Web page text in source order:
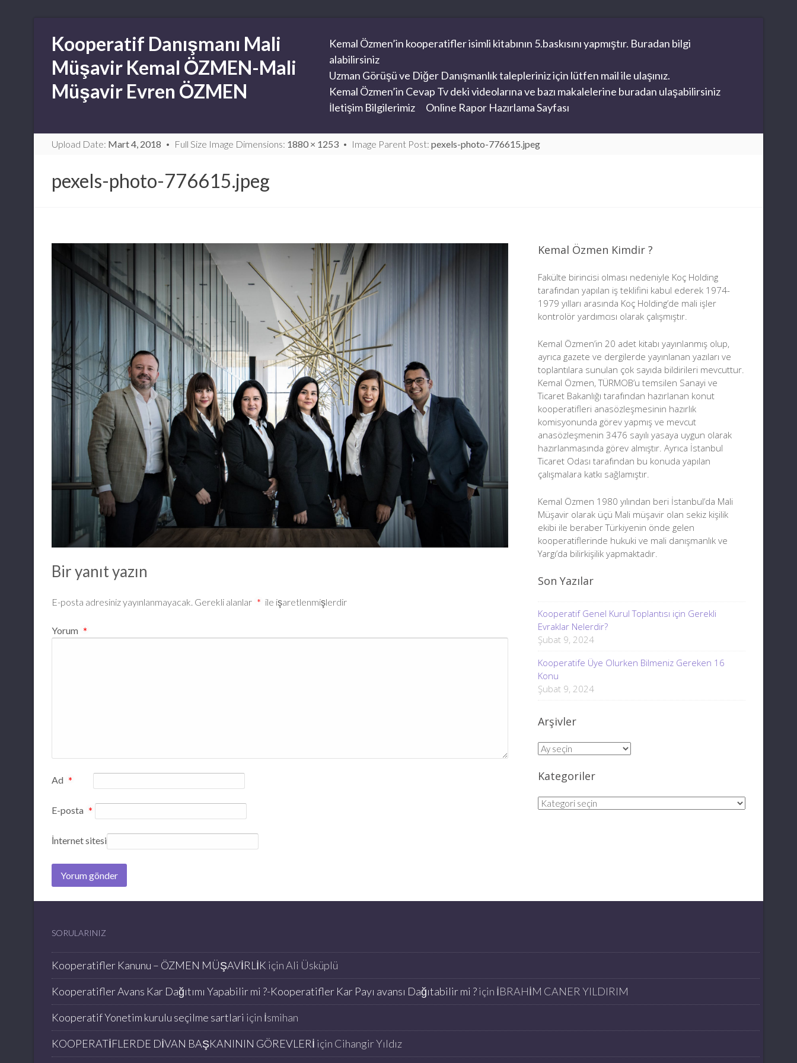
contentKooperatif Danışmanı Mali
Müşavir Kemal ÖZMEN-Mali
Müşavir Evren ÖZMEN
Kemal Özmen’in kooperatifler isimli kitabının 5.baskısını yapmıştır. Buradan bilgi
alabilirsiniz
Uzman Görüşü ve Diğer Danışmanlık talepleriniz için lütfen mail ile ulaşınız.
Kemal Özmen’in Cevap Tv deki videolarına ve bazı makalelerine buradan ulaşabilirsiniz
İletişim Bilgilerimiz
Online Rapor Hazırlama Sayfası
Upload Date: Mart 4, 2018 Full Size Image Dimensions: 1880 × 1253 Image Parent Post: pexels-photo-776615.jpeg
pexels-photo-776615.jpeg
Bir yanıt yazın
E-posta adresiniz yayınlanmayacak. Gerekli alanlar * ile işaretlenmişlerdir
Yorum *
Ad *
E-posta *
İnternet sitesi
Kemal Özmen Kimdir ?
Fakülte birincisi olması nedeniyle Koç Holding
tarafından yapılan iş teklifini kabul ederek 1974-
1979 yılları arasında Koç Holding’de mali işler
kontrolör yardımcısı olarak çalışmıştır.
Kemal Özmen’in 20 adet kitabı yayınlanmış olup,
ayrıca gazete ve dergilerde yayınlanan yazıları ve
toplantılara sunulan çok sayıda bildirileri mevcuttur.
Kemal Özmen, TÜRMOB’u temsilen Sanayi ve
Ticaret Bakanlığı tarafından hazırlanan konut
kooperatifleri anasözleşmesinin hazırlık
komisyonunda görev yapmış ve mevcut
anasözleşmenin 3476 sayılı yasaya uygun olarak
hazırlanmasında görev almıştır. Ayrıca İstanbul
Ticaret Odası tarafından bu konuda yapılan
çalışmalara katkı sağlamıştır.
Kemal Özmen 1980 yılından beri İstanbul’da Mali
Müşavir olarak üçü Mali müşavir olan sekiz kişilik
ekibi ile beraber Türkiyenin önde gelen
kooperatiflerinde hukuki ve mali danışmanlık ve
Yargı’da bilirkişilik yapmaktadır.
Son Yazılar
Kooperatif Genel Kurul Toplantısı için Gerekli
Evraklar Nelerdir?
Şubat 9, 2024
Kooperatife Üye Olurken Bilmeniz Gereken 16
Konu
Şubat 9, 2024
Arşivler
Arşivler
Kategoriler
Kategoriler
SORULARINIZ
Kooperatifler Kanunu – ÖZMEN MÜŞAVİRLİK içinAli Üsküplü
Kooperatifler Avans Kar Dağıtımı Yapabilir mi ?-Kooperatifler Kar Payı avansı Dağıtabilir mi ?için İBRAHİM CANER YILDIRIM
Kooperatif Yonetim kurulu seçilme sartlari için İsmihan
KOOPERATİFLERDE DİVAN BAŞKANININ GÖREVLERİ için Cihangir Yıldız